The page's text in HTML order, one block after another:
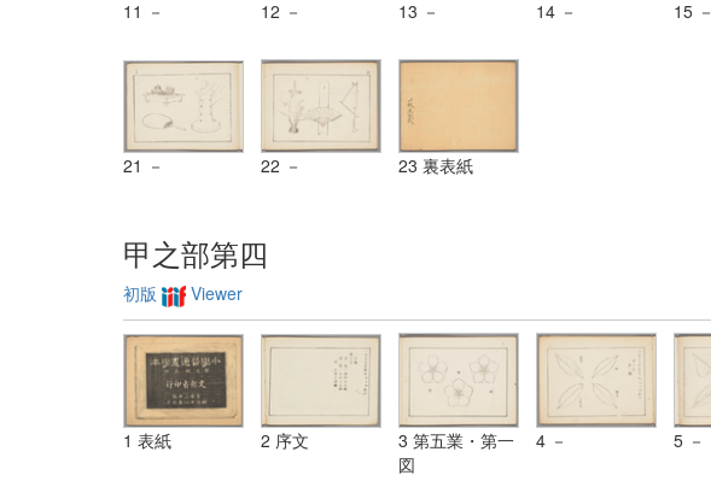
11 － 12 － 13 － 14 － 15 －
21 － 22 － 23 裏表紙
甲之部第四
初版 Viewer
1 表紙 2 序文
3 第五業・第一
図
4 － 5 －